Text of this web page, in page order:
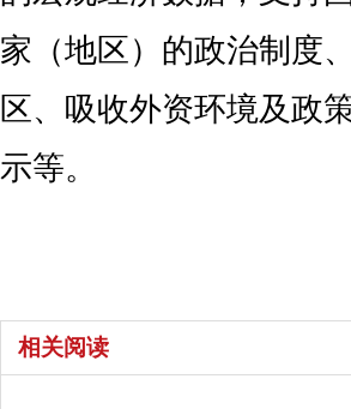
家（地区）的政治制度
区、吸收外资环境及政
示等。
相关阅读